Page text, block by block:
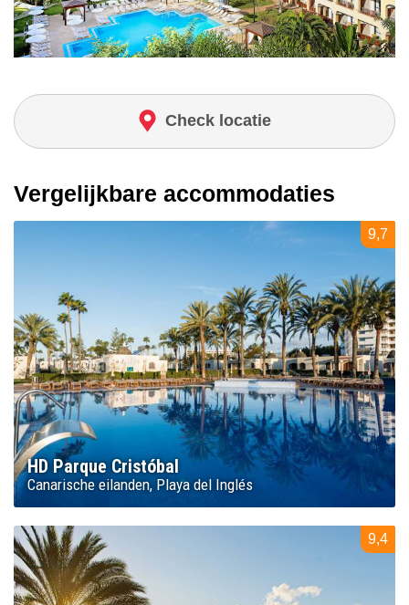
Check locatie
Vergelijkbare accommodaties
9,7
HD Parque Cristóbal
Canarische eilanden Playa del Inglés
9,4